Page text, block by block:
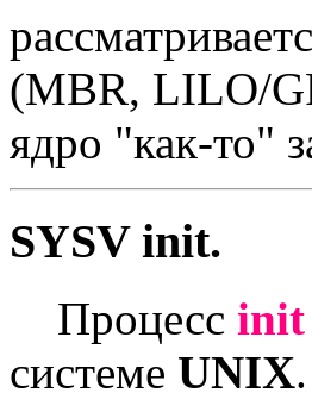
(MBR, LILO/
ядро "как-то"
SYSV init.
Процесс init
системе UNIX